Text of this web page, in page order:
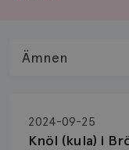
Knöl (kula) i
2024-09-25
Ämnen
Biopsi